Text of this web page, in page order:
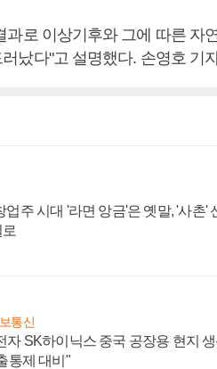
로 이상기후와 그에 따른 자
났다"고 설명했다. 손영호 기
업주 시대 '라면 앙금'은 옛말, '사촌'
통신
자 SK하이닉스 중국 공장용 현지 생
통제 대비"